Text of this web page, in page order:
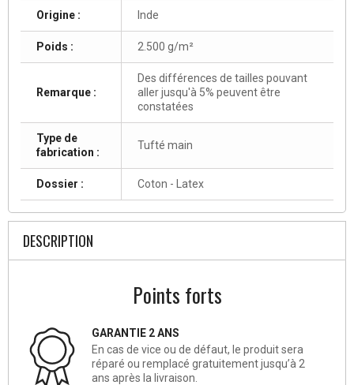
Origine : Inde
Poids : 2.500 g/m²
Remarque :
Des différences de tailles pouvant
aller jusqu'à 5% peuvent être
constatées
Type de
fabrication :
Tufté main
Dossier : Coton - Latex
DESCRIPTION
Points forts
GARANTIE 2 ANS
En cas de vice ou de défaut, le produit sera
réparé ou remplacé gratuitement jusqu’à 2
ans après la livraison.